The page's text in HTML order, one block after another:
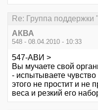
Re: Группа поддержки
АКВА
548 - 08.04.2010 - 10:33
547-АВИ >
Вы мучаете свой
- испытываете
этого не простит и не
веса и резкий его